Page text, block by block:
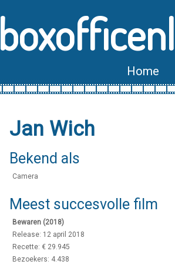
boxofficenl
Home
Jan Wich
Bekend als
Camera
Meest succesvolle film
Bewaren (2018)
Release: 12 april 2018
Recette: € 29.945
Bezoekers: 4.438